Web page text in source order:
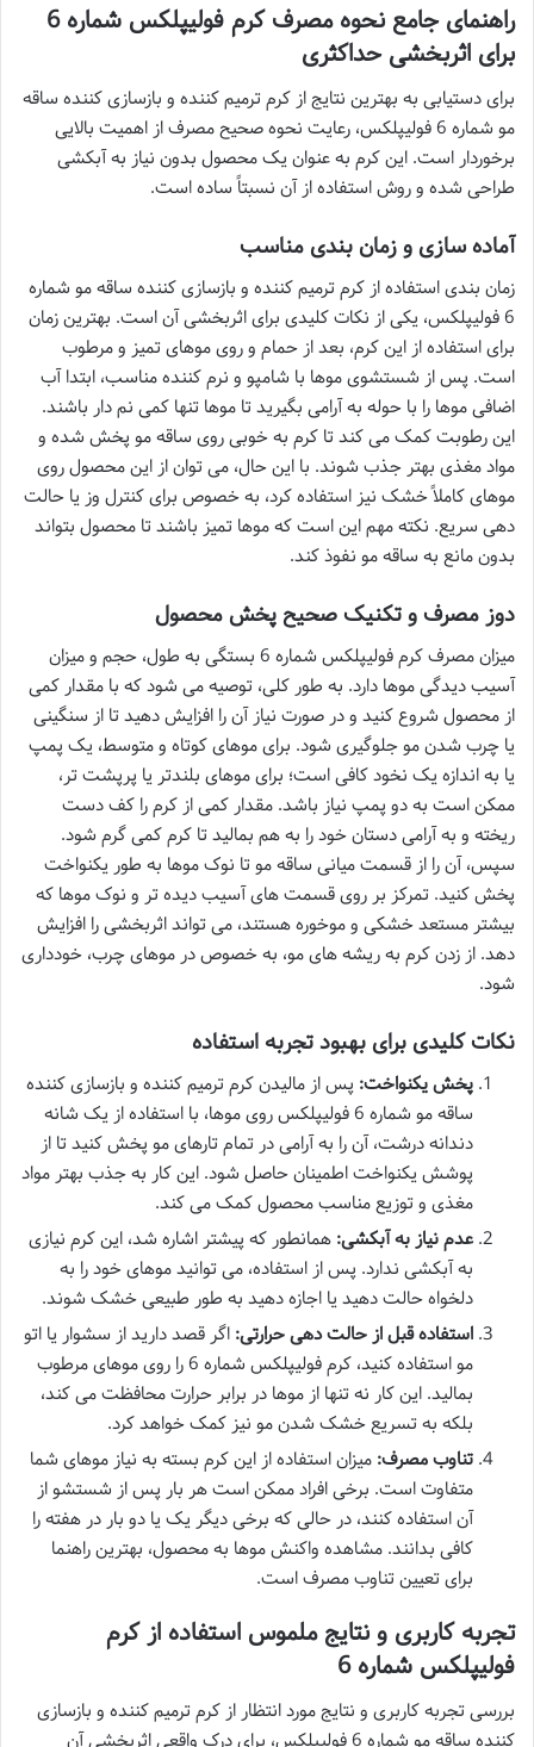
راهنمای جامع نحوه مصرف کرم فولیپلکس شماره 6
برای اثربخشی حداکثری
برای دستیابی به بهترین نتایج از کرم ترمیم کننده و بازسازی کننده ساقه
مو شماره 6 فولیپلکس، رعایت نحوه صحیح مصرف از اهمیت بالایی
برخوردار است. این کرم به عنوان یک محصول بدون نیاز به آبکشی
طراحی شده و روش استفاده از آن نسبتاً ساده است.
آماده سازی و زمان بندی مناسب
زمان بندی استفاده از کرم ترمیم کننده و بازسازی کننده ساقه مو شماره
6 فولیپلکس، یکی از نکات کلیدی برای اثربخشی آن است. بهترین زمان
برای استفاده از این کرم، بعد از حمام و روی موهای تمیز و مرطوب
است. پس از شستشوی موها با شامپو و نرم کننده مناسب، ابتدا آب
اضافی موها را با حوله به آرامی بگیرید تا موها تنها کمی نم دار باشند.
این رطوبت کمک می کند تا کرم به خوبی روی ساقه مو پخش شده و
مواد مغذی بهتر جذب شوند. با این حال، می توان از این محصول روی
موهای کاملاً خشک نیز استفاده کرد، به خصوص برای کنترل وز یا حالت
دهی سریع. نکته مهم این است که موها تمیز باشند تا محصول بتواند
بدون مانع به ساقه مو نفوذ کند.
دوز مصرف و تکنیک صحیح پخش محصول
میزان مصرف کرم فولیپلکس شماره 6 بستگی به طول، حجم و میزان
آسیب دیدگی موها دارد. به طور کلی، توصیه می شود که با مقدار کمی
از محصول شروع کنید و در صورت نیاز آن را افزایش دهید تا از سنگینی
یا چرب شدن مو جلوگیری شود. برای موهای کوتاه و متوسط، یک پمپ
یا به اندازه یک نخود کافی است؛ برای موهای بلندتر یا پرپشت تر،
ممکن است به دو پمپ نیاز باشد. مقدار کمی از کرم را کف دست
ریخته و به آرامی دستان خود را به هم بمالید تا کرم کمی گرم شود.
سپس، آن را از قسمت میانی ساقه مو تا نوک موها به طور یکنواخت
پخش کنید. تمرکز بر روی قسمت های آسیب دیده تر و نوک موها که
بیشتر مستعد خشکی و موخوره هستند، می تواند اثربخشی را افزایش
دهد. از زدن کرم به ریشه های مو، به خصوص در موهای چرب، خودداری
شود.
نکات کلیدی برای بهبود تجربه استفاده
پخش یکنواخت: پس از مالیدن کرم ترمیم کننده و بازسازی کننده
ساقه مو شماره 6 فولیپلکس روی موها، با استفاده از یک شانه
دندانه درشت، آن را به آرامی در تمام تارهای مو پخش کنید تا از
پوشش یکنواخت اطمینان حاصل شود. این کار به جذب بهتر مواد
مغذی و توزیع مناسب محصول کمک می کند.
عدم نیاز به آبکشی: همانطور که پیشتر اشاره شد، این کرم نیازی
به آبکشی ندارد. پس از استفاده، می توانید موهای خود را به
دلخواه حالت دهید یا اجازه دهید به طور طبیعی خشک شوند.
استفاده قبل از حالت دهی حرارتی: اگر قصد دارید از سشوار یا اتو
مو استفاده کنید، کرم فولیپلکس شماره 6 را روی موهای مرطوب
بمالید. این کار نه تنها از موها در برابر حرارت محافظت می کند،
بلکه به تسریع خشک شدن مو نیز کمک خواهد کرد.
تناوب مصرف: میزان استفاده از این کرم بسته به نیاز موهای شما
متفاوت است. برخی افراد ممکن است هر بار پس از شستشو از
آن استفاده کنند، در حالی که برخی دیگر یک یا دو بار در هفته را
کافی بدانند. مشاهده واکنش موها به محصول، بهترین راهنما
برای تعیین تناوب مصرف است.
تجربه کاربری و نتایج ملموس استفاده از کرم
فولیپلکس شماره 6
بررسی تجربه کاربری و نتایج مورد انتظار از کرم ترمیم کننده و بازسازی
کننده ساقه مو شماره 6 فولیپلکس، برای درک واقعی اثربخشی آن